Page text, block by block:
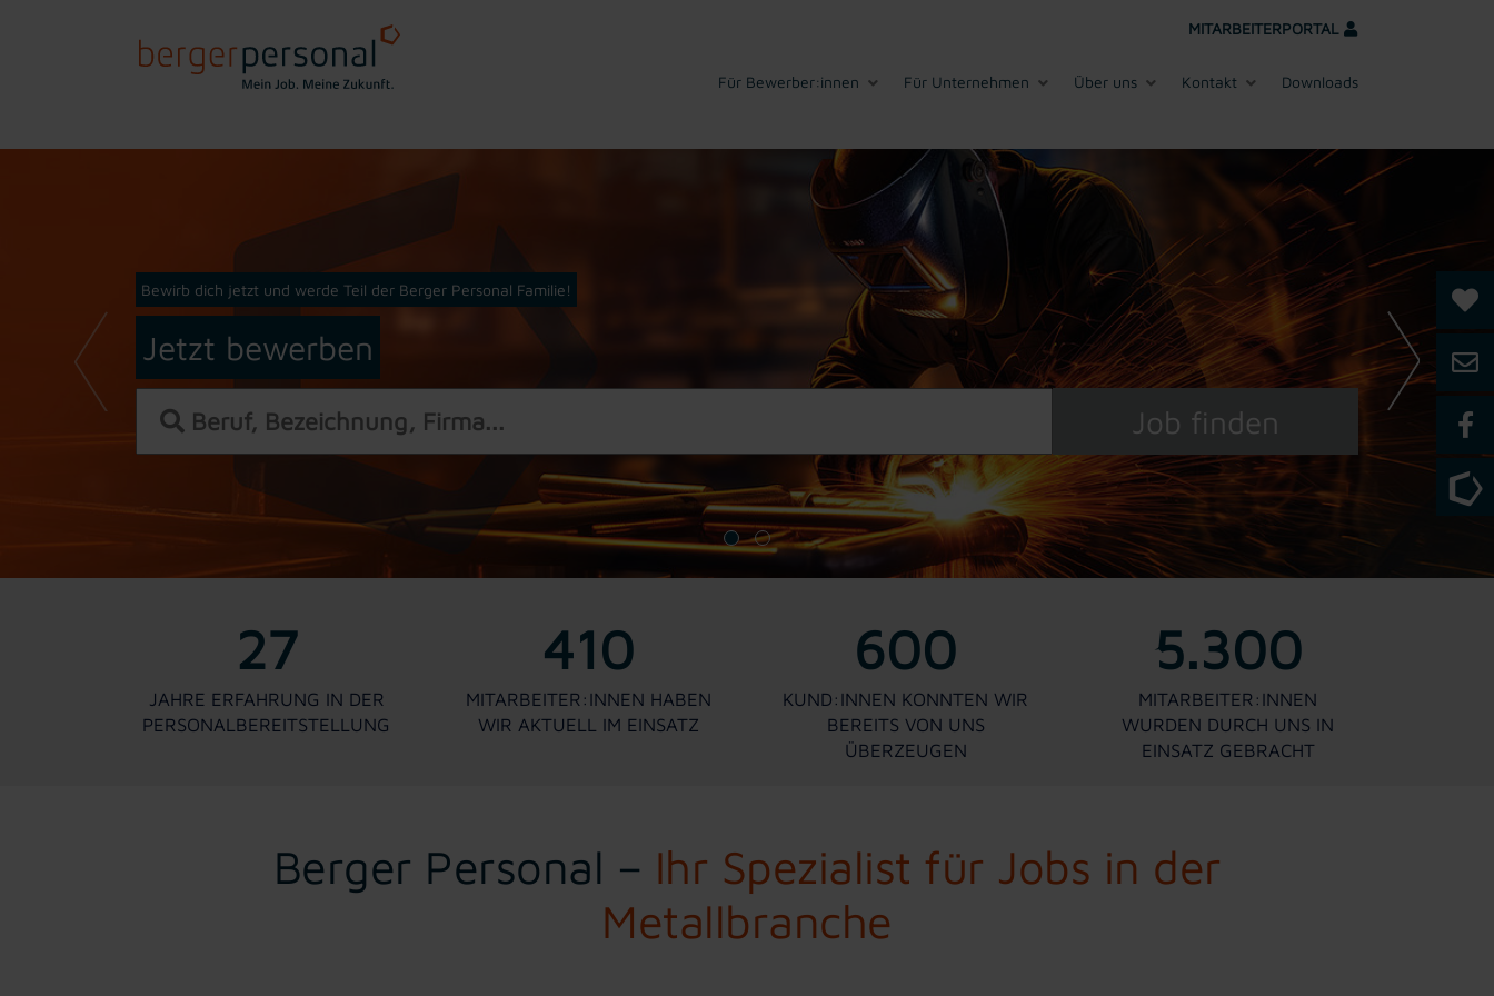
MITARBEITERPORTAL
Für Bewerber:innen Für Unternehmen Über uns Kontakt Downloads
Bewirb dich jetzt und werde Teil der Berger Personal Familie!
Jetzt bewerben
27
JAHRE ERFAHRUNG IN DER
PERSONALBEREITSTELLUNG
410
MITARBEITER:INNEN HABEN
WIR AKTUELL IM EINSATZ
600
KUND:INNEN KONNTEN WIR
BEREITS VON UNS
ÜBERZEUGEN
5.300
MITARBEITER:INNEN
WURDEN DURCH UNS IN
EINSATZ GEBRACHT
Berger Personal – Ihr Spezialist für Jobs in der
Metallbranche